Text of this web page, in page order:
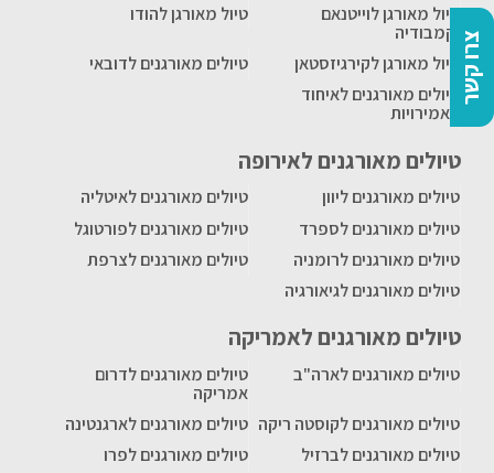
צרו קשר
טיול מאורגן לוייטנאם
וקמבודיה
טיול מאורגן להודו
טיול מאורגן לקירגיזסטאן
טיולים מאורגנים לדובאי
טיולים מאורגנים לאיחוד
האמירויות
טיולים מאורגנים לאירופה
טיולים מאורגנים ליוון
טיולים מאורגנים לאיטליה
טיולים מאורגנים לספרד
טיולים מאורגנים לפורטוגל
טיולים מאורגנים לרומניה
טיולים מאורגנים לצרפת
טיולים מאורגנים לגיאורגיה
טיולים מאורגנים לאמריקה
טיולים מאורגנים לארה"ב
טיולים מאורגנים לדרום
אמריקה
טיולים מאורגנים לקוסטה ריקה טיולים מאורגנים לארגנטינה
טיולים מאורגנים לברזיל
טיולים מאורגנים לפרו